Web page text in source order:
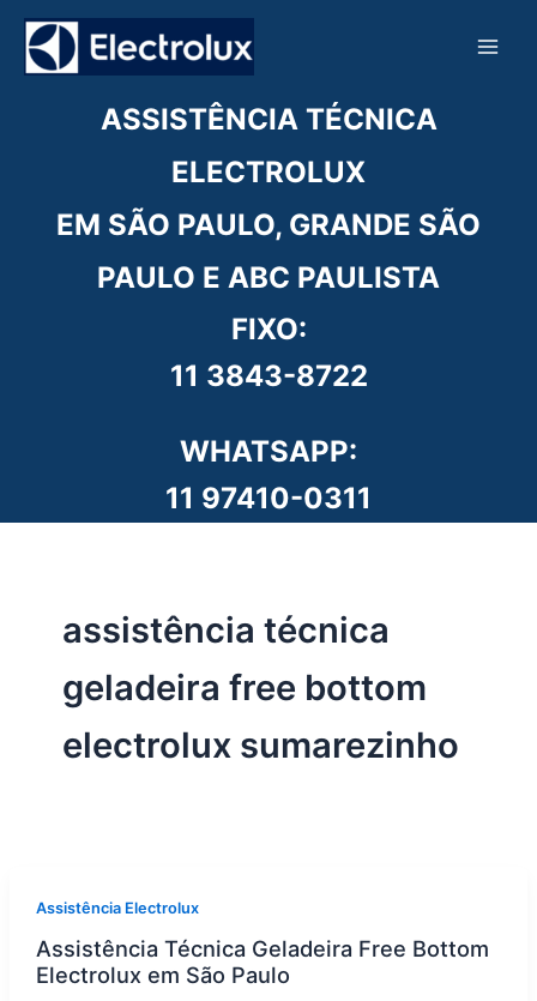
para
ASSISTÊNCIA TÉCNICA
ELECTROLUX
EM SÃO PAULO, GRANDE SÃO
PAULO E ABC PAULISTA
FIXO:
11 3843-8722
WHATSAPP:
11 97410-0311
assistência técnica
geladeira free bottom
electrolux sumarezinho
Assistência Electrolux
Assistência Técnica Geladeira Free Bottom
Electrolux em São Paulo